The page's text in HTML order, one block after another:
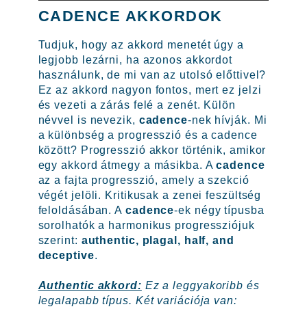
CADENCE AKKORDOK
Tudjuk, hogy az akkord menetét úgy a
legjobb lezárni, ha azonos akkordot
használunk, de mi van az utolsó előttivel?
Ez az akkord nagyon fontos, mert ez jelzi
és vezeti a zárás felé a zenét. Külön
névvel is nevezik, cadence-nek hívják. Mi
a különbség a progresszió és a cadence
között? Progresszió akkor történik, amikor
egy akkord átmegy a másikba. Acadence
az a fajta progresszió, amely a szekció
végét jelöli. Kritikusak a zenei feszültség
feloldásában. A cadence-ek négy típusba
sorolhatók a harmonikus progressziójuk
szerint: authentic, plagal, half, and
deceptive.
Authentic akkord: Ez a leggyakoribb és
legalapabb típus. Két variációja van: